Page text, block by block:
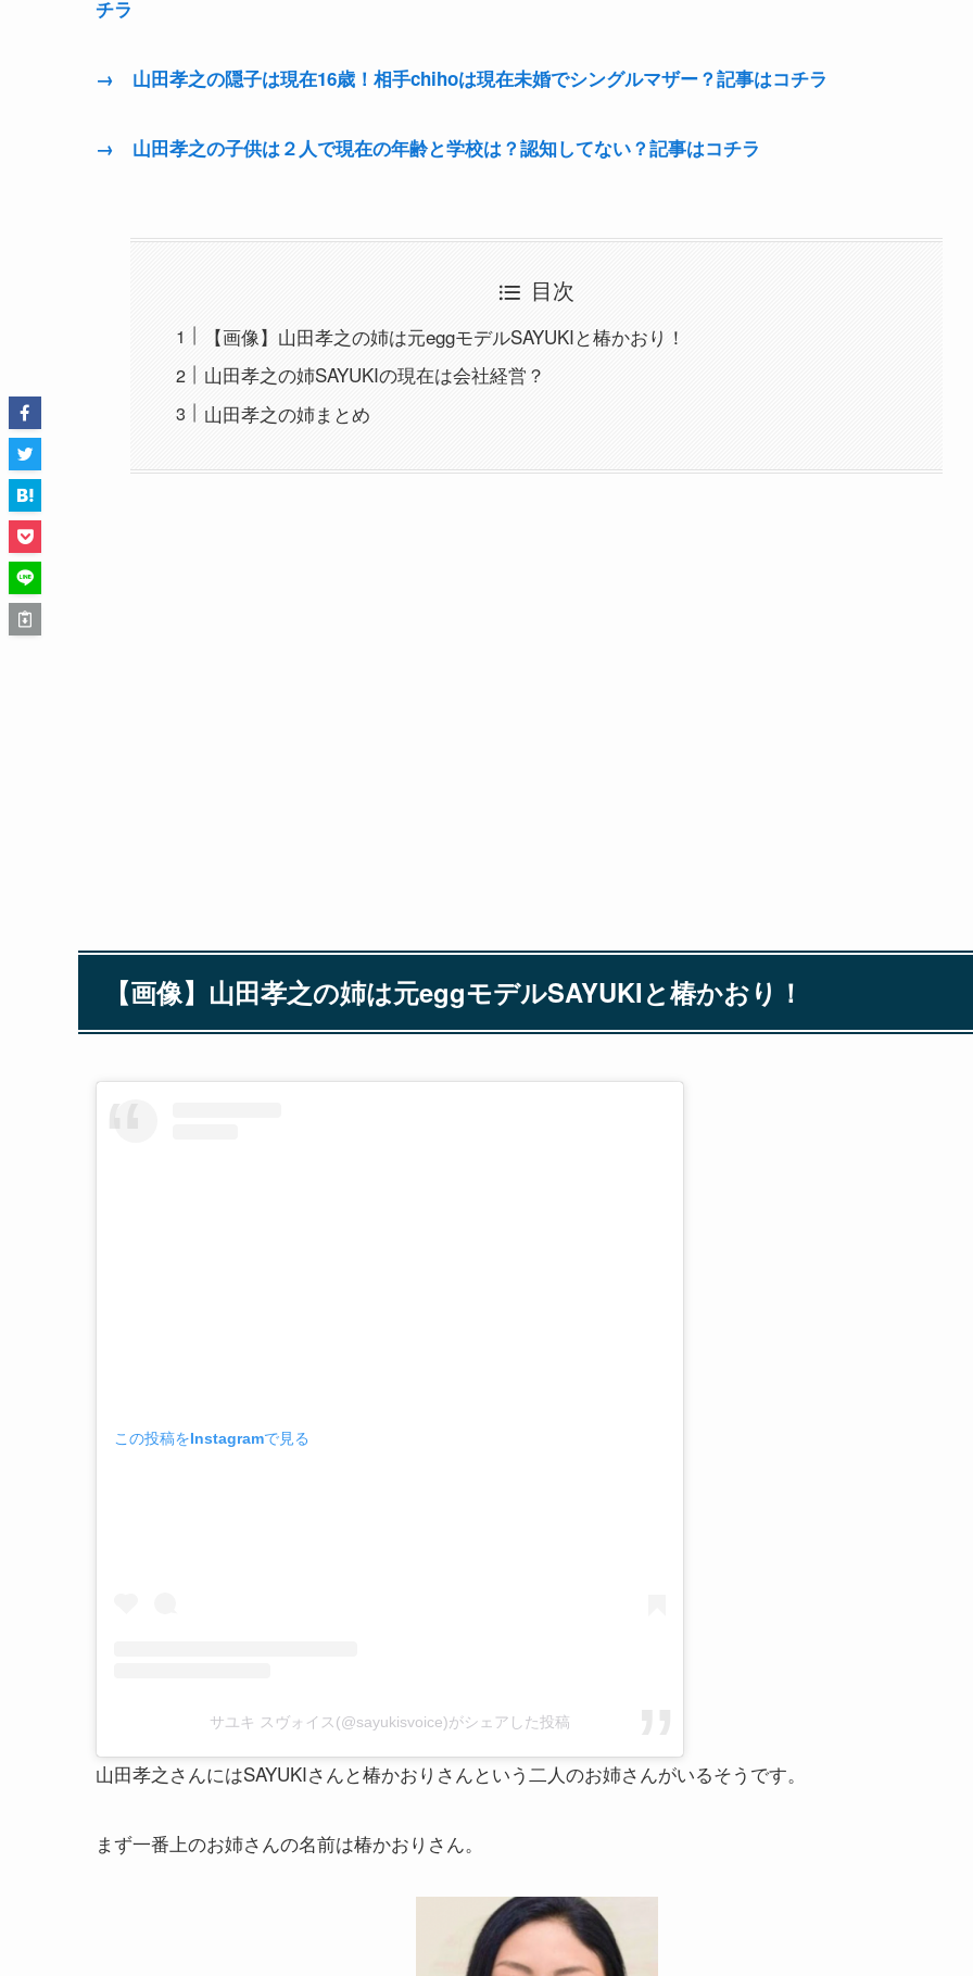
チラ
→ 山田孝之の隠子は現在16歳！相手chihoは現在未婚でシングルマザー？記事はコチラ
→ 山田孝之の子供は２人で現在の年齢と学校は？認知してない？記事はコチラ
目次
【画像】山田孝之の姉は元eggモデルSAYUKIと椿かおり！
山田孝之の姉SAYUKIの現在は会社経営？
山田孝之の姉まとめ
【画像】山田孝之の姉は元eggモデルSAYUKIと椿かおり！
この投稿をInstagramで見る
サユキ スヴォイス(@sayukisvoice)がシェアした投稿
山田孝之さんにはSAYUKIさんと椿かおりさんという二人のお姉さんがいるそうです。
まず一番上のお姉さんの名前は椿かおりさん。